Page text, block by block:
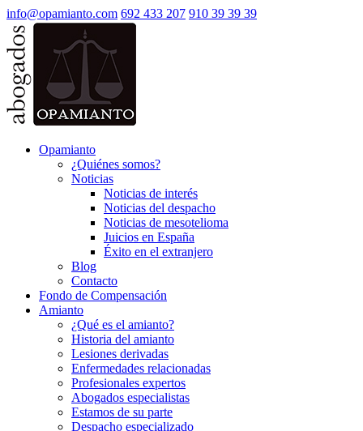
info@opamianto.com 692 433 207 910 39 39 39
Opamianto
¿Quiénes somos?
Noticias
Noticias de interés
Noticias del despacho
Noticias de mesotelioma
Juicios en España
Éxito en el extranjero
Blog
Contacto
Fondo de Compensación
Amianto
¿Qué es el amianto?
Historia del amianto
Lesiones derivadas
Enfermedades relacionadas
Profesionales expertos
Abogados especialistas
Estamos de su parte
Despacho especializado